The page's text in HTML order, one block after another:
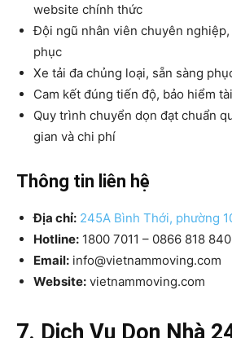
website chính thức
Đội ngũ nhân viên chuyên
phục
Xe tải đa chủng loại, sẵn sàng
Cam kết đúng tiến độ, bảo hiểm
Quy trình chuyển dọn đạt chuẩn
gian và chi phí
Thông tin liên hệ
Địa chỉ: 245A Bình Thới, phường
Hotline: 1800 7011 – 0866 818 840
Email: info@vietnammoving.com
Website: vietnammoving.com
7. Dịch Vụ Dọn Nhà